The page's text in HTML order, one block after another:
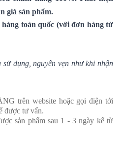
giá sản phẩm.
hàng toàn quốc (với đơn hàng từ
dụng, nguyên vẹn như khi nhận
trên website hoặc gọi điện tới
được tư vấn.
sản phẩm sau 1 - 3 ngày kể từ